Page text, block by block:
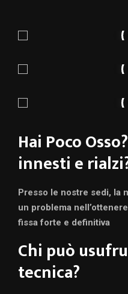
Hai Poco
innesti e
Presso le nostre sedi, la
un problema
fissa forte e definitiva
Chi può
tecnica?